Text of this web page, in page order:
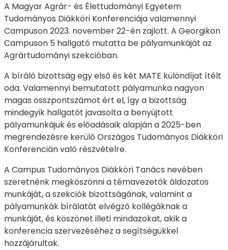
A Magyar Agrár- és Élettudományi Egyetem
Tudományos Diákköri Konferenciája valamennyi
Campuson 2023. november 22-én zajlott. A Georgikon
Campuson 5 hallgató mutatta be pályamunkáját az
Agrártudományi szekcióban.
A bíráló bizottság egy első és két MATE különdíjat ítélt
oda. Valamennyi bemutatott pályamunka nagyon
magas összpontszámot ért el, így a bizottság
mindegyik hallgatót javasolta a benyújtott
pályamunkájuk és előadásaik alapján a 2025-ben
megrendezésre kerülő Országos Tudományos Diákköri
Konferencián való részvételre.
A Campus Tudományos Diákköri Tanács nevében
szeretnénk megköszönni a témavezetők áldozatos
munkáját, a szekciók bizottságának, valamint a
pályamunkák bírálatát elvégző kollégáknak a
munkáját, és köszönet illeti mindazokat, akik a
konferencia szervezéséhez a segítségükkel
hozzájárultak.